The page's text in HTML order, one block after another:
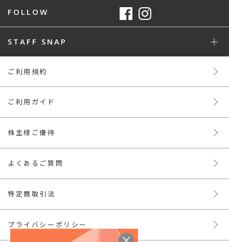
FOLLOW
STAFF SNAP
ご利用規約
ご利用ガイド
株主様ご優待
よくあるご質問
特定商取引法
プライバシーポリシー